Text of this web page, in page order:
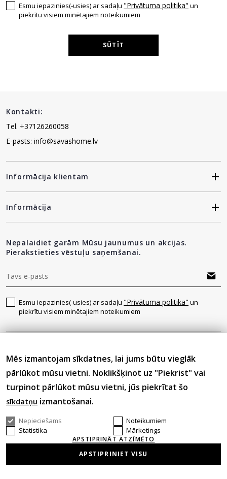
Esmu iepazinies(-usies) ar sadaļu "Privātuma politika" un
piekrītu visiem minētajiem noteikumiem
SŪTĪT
Kontakti:
Tel. +37126260058
E-pasts: info@savashome.lv
Informācija klientam
Informācija
Nepalaidiet garām Mūsu jaunumus un akcijas.
Pierakstieties vēstuļu saņemšanai.
Esmu iepazinies(-usies) ar sadaļu "Privātuma politika" un
piekrītu visiem minētajiem noteikumiem
© 2026 Visas tiesības aizsargātas.
Mēs izmantojam sīkdatnes, lai jums būtu vieglāk
pārlūkot mūsu vietni. Noklikšķinot uz "Piekrist" vai
turpinot pārlūkot mūsu vietni, jūs piekrītat šo
sīkdatņu izmantošanai.
Nepieciešams
Noteikumiem
Statistika
Mārketings
APSTIPRINĀT ATZĪMĒTO
APSTIPRINIET VISU